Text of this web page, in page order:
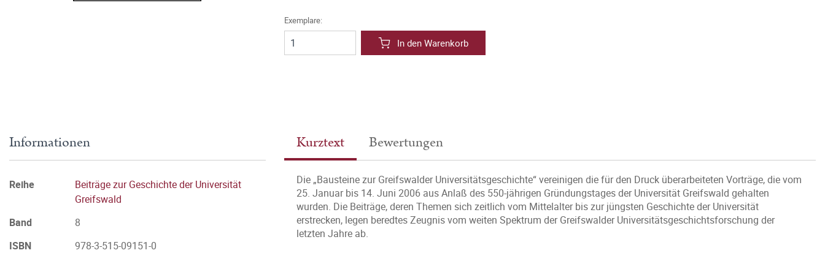
Exemplare:
In den Warenkorb
Kurztext Bewertungen
Die „Bausteine zur Greifswalder Universitätsgeschichte“ vereinigen die für den Druck überarbeiteten Vorträge, die vom
25. Januar bis 14. Juni 2006 aus Anlaß des 550-jährigen Gründungstages der Universität Greifswald gehalten
wurden. Die Beiträge, deren Themen sich zeitlich vom Mittelalter bis zur jüngsten Geschichte der Universität
erstrecken, legen beredtes Zeugnis vom weiten Spektrum der Greifswalder Universitätsgeschichtsforschung der
letzten Jahre ab.
Informationen
Reihe
Beiträge zur Geschichte der Universität
Greifswald
Band
8
ISBN
978-3-515-09151-0